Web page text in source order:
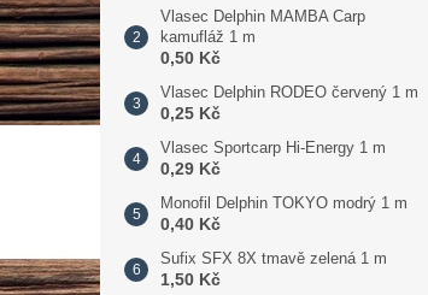
Vlasec Delphin MAMBA Carp
kamufláž 1 m
0,50 Kč
Vlasec Delphin RODEO červený 1 m
0,25 Kč
Vlasec Sportcarp Hi-Energy 1 m
0,29 Kč
Monofil Delphin TOKYO modrý 1 m
0,40 Kč
Sufix SFX 8X tmavě zelená 1 m
1,50 Kč